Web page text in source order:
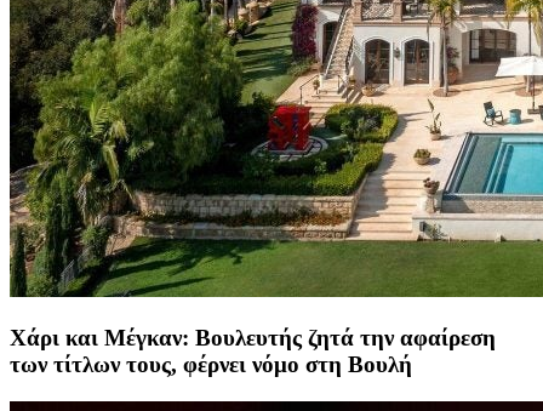
Χάρι και Μέγκαν: Βουλευτής ζητά την αφαίρεση
των τίτλων τους, φέρνει νόμο στη Βουλή